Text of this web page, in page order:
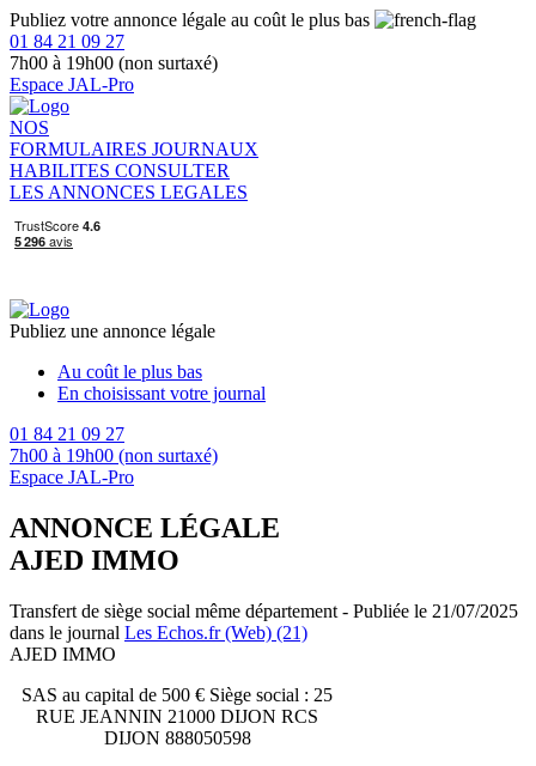
Publiez votre annonce légale au coût le plus bas
01 84 21 09 27
7h00 à 19h00 (non surtaxé)
Espace JAL-Pro
NOS
FORMULAIRES JOURNAUX
HABILITES CONSULTER
LES ANNONCES LEGALES
Publiez une annonce légale
Au coût le plus bas
En choisissant votre journal
01 84 21 09 27
7h00 à 19h00 (non surtaxé)
Espace JAL-Pro
ANNONCE LÉGALE
AJED IMMO
Transfert de siège social même département - Publiée le 21/07/2025
dans le journal Les Echos.fr (Web) (21)
AJED IMMO
SAS au capital de 500 € Siège social : 25
RUE JEANNIN 21000 DIJON RCS
DIJON 888050598